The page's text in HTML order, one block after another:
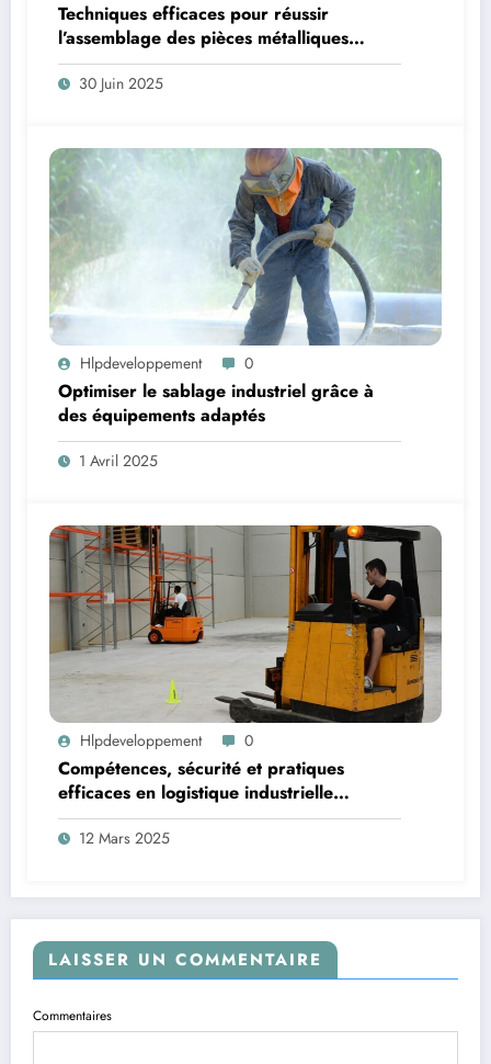
Techniques efficaces pour réussir
l’assemblage des pièces métalliques
minces
30 Juin 2025
Hlpdeveloppement 0
Optimiser le sablage industriel grâce à
des équipements adaptés
1 Avril 2025
Hlpdeveloppement 0
Compétences, sécurité et pratiques
efficaces en logistique industrielle
moderne
12 Mars 2025
LAISSER UN COMMENTAIRE
Commentaires